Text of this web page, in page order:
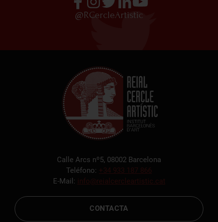
@RCercleArtistic
Calle Arcs nº5, 08002 Barcelona
Teléfono: +34 933 187 866
E-Mail: info@reialcercleartistic.cat
CONTACTA